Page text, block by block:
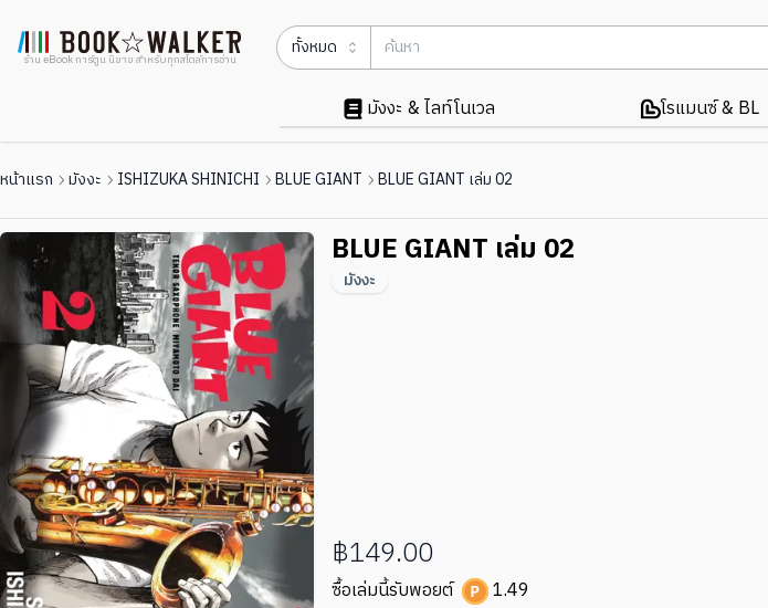
ร้าน eBook การ์ตูน นิยาย สำหรับทุกสไตล์การอ่าน
ทั้งหมด
มังงะ & ไลท์โนเวล โรแมนซ์ & BL
หน้าแรก มังงะ ISHIZUKA SHINICHI BLUE GIANT BLUE GIANT เล่ม 02
BLUE GIANT เล่ม 02
มังงะ
฿149.00
ซื้อเล่มนี้รับพอยต์ 1.49